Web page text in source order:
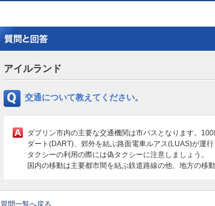
アイルランド
交通について教えてください。
ダブリン市内の主要な交通機関は市バスとなります。
ダート(DART)、郊外を結ぶ路面電車ルアス(LUAS)が運行
タクシーの利用の際には偽タクシーに注意しましょう。
国内の移動は主要都市間を結ぶ鉄道路線の他、地方の移
質問一覧へ戻る